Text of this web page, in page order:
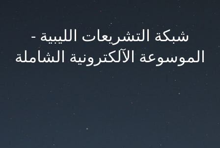
شبكة التشريعات الليبية -
الموسوعة الآلكترونية الشاملة